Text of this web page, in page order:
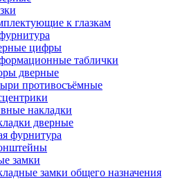
к глазкам
цифры
таблички
дверные
противосъёмные
накладки
дверные
фурнитура
замки
замки общего назначения